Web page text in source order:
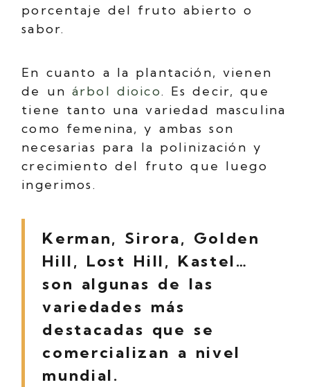
porcentaje del fruto abierto o
sabor.
En cuanto a la plantación, vienen
de un árbol dioico. Es decir, que
tiene tanto una variedad masculina
como femenina, y ambas son
necesarias para la polinización y
crecimiento del fruto que luego
ingerimos.
Kerman, Sirora, Golden
Hill, Lost Hill, Kastel…
son algunas de las
variedades más
destacadas que se
comercializan a nivel
mundial.